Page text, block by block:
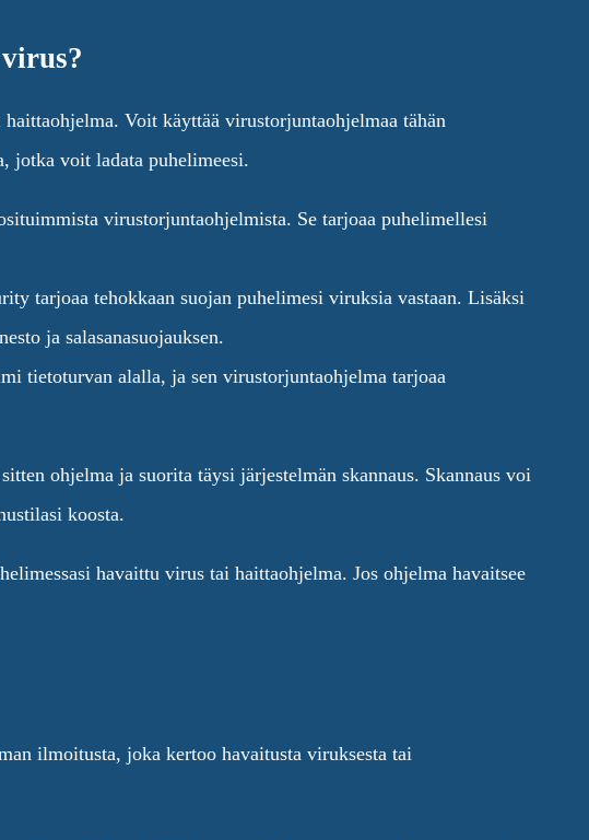
Voit käyttää virustorjuntaohjelmaa tähän
jotka voit ladata puhelimeesi.
virustorjuntaohjelmista. Se tarjoaa puhelimellesi
tarjoaa tehokkaan suojan puhelimesi viruksia vastaan. Lisäksi
ja salasanasuojauksen.
tietoturvan alalla, ja sen virustorjuntaohjelma tarjoaa
ohjelma ja suorita täysi järjestelmän skannaus. Skannaus voi
koosta.
havaittu virus tai haittaohjelma. Jos ohjelma havaitsee
ilmoitusta, joka kertoo havaitusta viruksesta tai